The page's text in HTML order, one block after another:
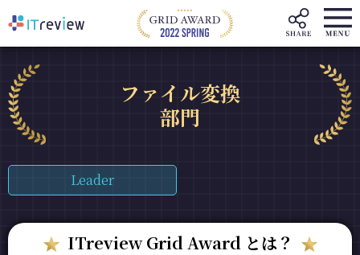
ファイル変換
部門
Leader
ITreview Grid Award とは？